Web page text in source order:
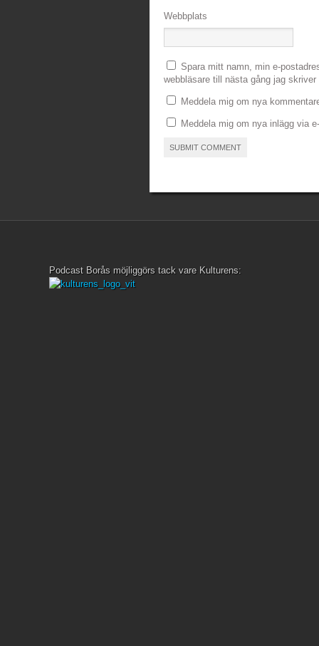
Webbplats
Spara mitt namn, min e-
webbläsare till nästa gång jag skriver
Meddela mig om nya
Meddela mig om nya inlägg via
Podcast Borås möjliggörs tack vare Kulturens: